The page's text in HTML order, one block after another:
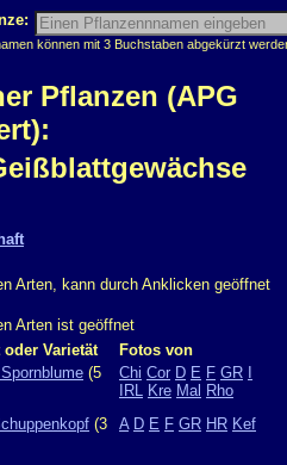
können mit 3 Buchstaben abgekürzt
Pflanzen (APG
Arten, kann durch Anklicken geöffnet
Arten ist geöffnet
Varietät
Fotos von
(5
Chi Cor D E F GR
IRL Kre Mal Rho
(3
A D E F GR HR Kef